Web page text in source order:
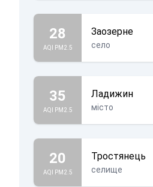
28
AQI PM2.5
Заозерне
село
35
AQI PM2.5
Ладижин
місто
20
AQI PM2.5
Тростянець
селище